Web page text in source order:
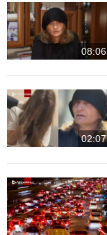
08:06
02:07